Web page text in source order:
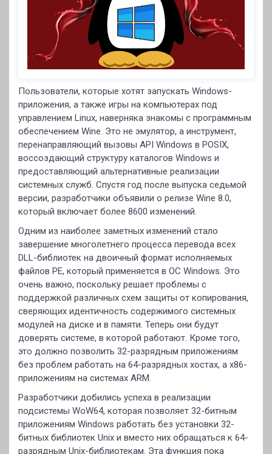
Пользователи, которые хотят запускать Windows-
приложения, а также игры на компьютерах под
управлением Linux, наверняка знакомы с программным
обеспечением Wine. Это не эмулятор, а инструмент,
перенаправляющий вызовы API Windows в POSIX,
воссоздающий структуру каталогов Windows и
предоставляющий альтернативные реализации
системных служб. Спустя год после выпуска седьмой
версии, разработчики объявили о релизе Wine 8.0,
который включает более 8600 изменений.
Одним из наиболее заметных изменений стало
завершение многолетнего процесса перевода всех
DLL-библиотек на двоичный формат исполняемых
файлов PE, который применяется в ОС Windows. Это
очень важно, поскольку решает проблемы с
поддержкой различных схем защиты от копирования,
сверяющих идентичность содержимого системных
модулей на диске и в памяти. Теперь они будут
доверять системе, в которой работают. Кроме того,
это должно позволить 32-разрядным приложениям
без проблем работать на 64-разрядных хостах, а x86-
приложениям на системах ARM.
Разработчики добились успеха в реализации
подсистемы WoW64, которая позволяет 32-битным
приложениям Windows работать без установки 32-
битных библиотек Unix и вместо них обращаться к 64-
разрядным Unix-библиотекам. Эта функция пока